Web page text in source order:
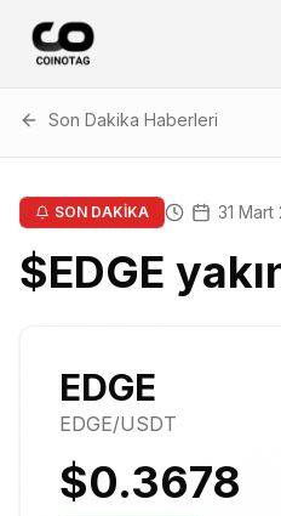
Son Dakika Haberleri
SON DAKİKA 31
$EDGE
EDGE
EDGE/USDT
$0.3678